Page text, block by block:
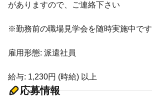
がありますので、ご連絡下さい
※勤務前の職場見学会を随時実施中です
雇用形態: 派遣社員
給与: 1,230円 (時給) 以上
応募情報